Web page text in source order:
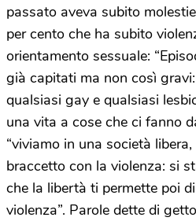
passato aveva subito
per cento che ha subito
orientamento sessuale:
già capitati ma non così
qualsiasi gay e qualsiasi
una vita a cose che ci fanno
“viviamo in una società
braccetto con la violenza: si
che la libertà ti permette poi
violenza”. Parole dette di